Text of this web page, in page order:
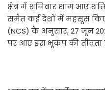
क्षेत्र में शनिवार शाम आए
समेत कई देशों में महसूस किए
(NCS) के अनुसार, 27 जून
पर आए इस भूकंप की तीव्रता